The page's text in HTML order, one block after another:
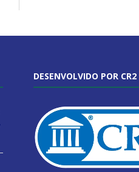
DESENVOLVIDO POR CR2